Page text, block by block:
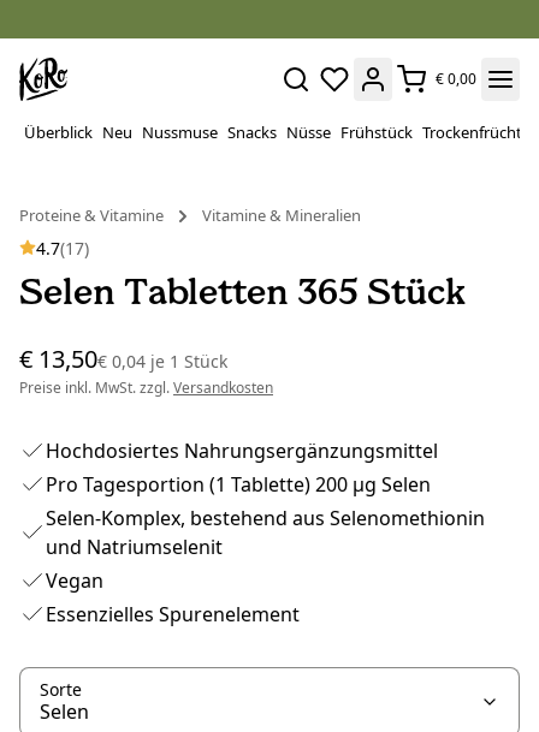
€ 0,00
Überblick Neu Nussmuse Snacks Nüsse Frühstück Trockenfrüchte
Proteine ​​& Vitamine
Vitamine & Mineralien
4.7(17)
Selen Tabletten 365 Stück
€ 13,50€ 0,04 je 1 Stück
Preise inkl. MwSt. zzgl.Versandkosten
Hochdosiertes Nahrungsergänzungsmittel
Pro Tagesportion (1 Tablette) 200 µg Selen
Selen-Komplex, bestehend aus Selenomethionin
und Natriumselenit
Vegan
Essenzielles Spurenelement
Sorte